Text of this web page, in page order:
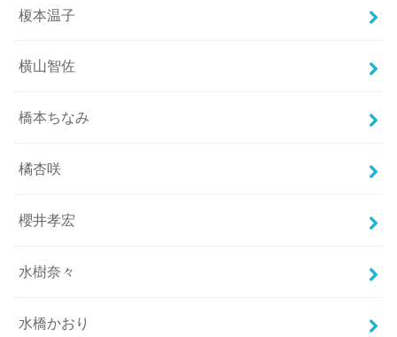
榎本温子
横山智佐
橋本ちなみ
橘杏咲
櫻井孝宏
水樹奈々
水橋かおり